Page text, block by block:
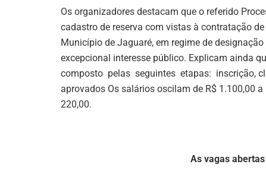
Os organizadores destacam que o referido
cadastro de reserva com vistas à contratação
Município de Jaguaré, em regime de
excepcional interesse público. Explicam
composto pelas seguintes etapas: inscrição,
aprovados Os salários oscilam de R$ 1.100,00
220,00.
As vagas